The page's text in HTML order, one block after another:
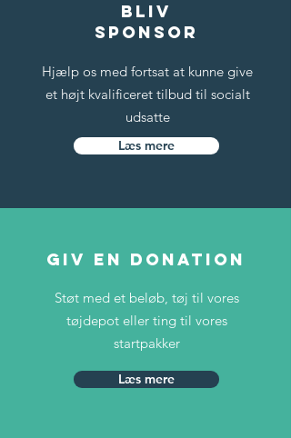
bliv
sponsor
Hjælp os med fortsat at kunne give
et højt kvalificeret tilbud til socialt
udsatte
Læs mere
giv en donation
Støt med et beløb, tøj til vores
tøjdepot eller ting til vores
startpakker
Læs mere